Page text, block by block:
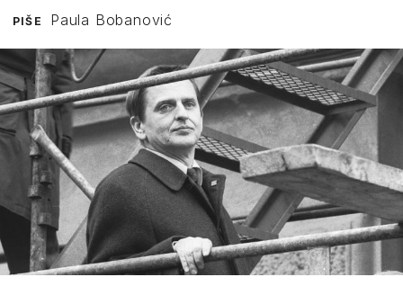
PIŠE Paula Bobanović